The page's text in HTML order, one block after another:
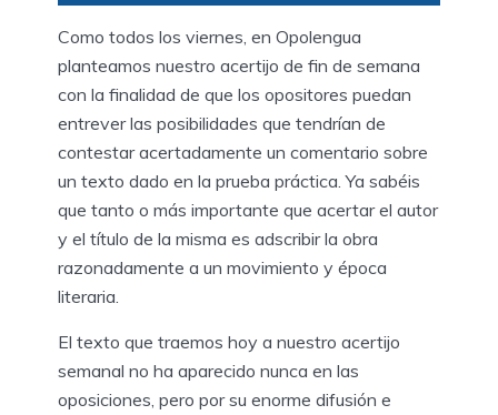
Como todos los viernes, en Opolengua
planteamos nuestro acertijo de fin de semana
con la finalidad de que los opositores puedan
entrever las posibilidades que tendrían de
contestar acertadamente un comentario sobre
un texto dado en la prueba práctica. Ya sabéis
que tanto o más importante que acertar el autor
y el título de la misma es adscribir la obra
razonadamente a un movimiento y época
literaria.
El texto que traemos hoy a nuestro acertijo
semanal no ha aparecido nunca en las
oposiciones, pero por su enorme difusión e